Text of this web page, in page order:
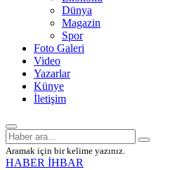
Dünya
Magazin
Spor
Foto Galeri
Video
Yazarlar
Künye
İletişim
Aramak için bir kelime yazınız.
HABER İHBAR